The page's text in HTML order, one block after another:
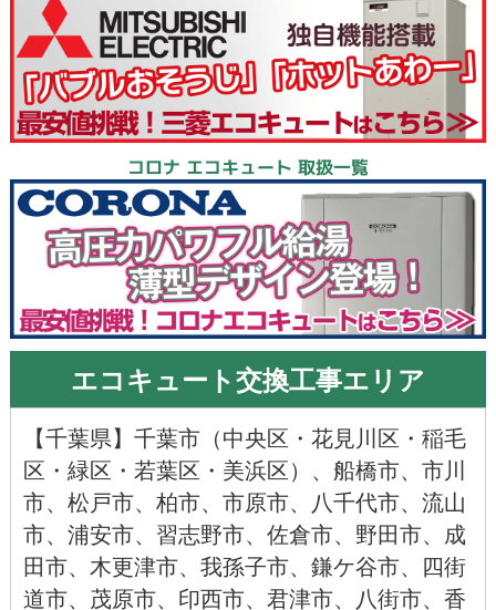
コロナ エコキュート 取扱一覧
エコキュート交換工事エリア
【千葉県】千葉市（中央区 ・ 花見川区 ・ 稲毛
区 ・ 緑区 ・ 若葉区 ・ 美浜区）、 船橋市、 市川
市、 松戸市、 柏市、 市原市、 八千代市、 流山
市、 浦安市、 習志野市、 佐倉市、 野田市、 成
田市、 木更津市、 我孫子市、 鎌ケ谷市、 四街
道市、 茂原市、 印西市、 君津市、 八街市、 香